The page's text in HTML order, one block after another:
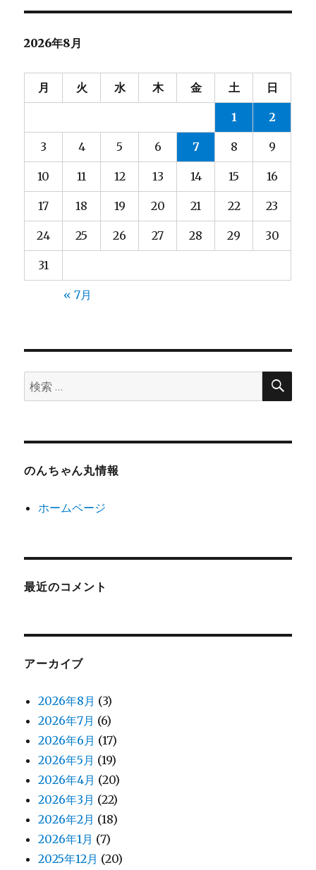
ゲ
ー
シ
ョ
ン
2026年8月
月 火 水 木 金 土 日
1 2
3 4 5 6 7 8 9
10 11 12 13 14 15 16
17 18 19 20 21 22 23
24 25 26 27 28 29 30
31
« 7月
検
索:
検
のんちゃん丸情報
ホームページ
最近のコメント
アーカイブ
2026年8月 (3)
2026年7月 (6)
2026年6月 (17)
2026年5月 (19)
2026年4月 (20)
2026年3月 (22)
2026年2月 (18)
2026年1月 (7)
2025年12月 (20)